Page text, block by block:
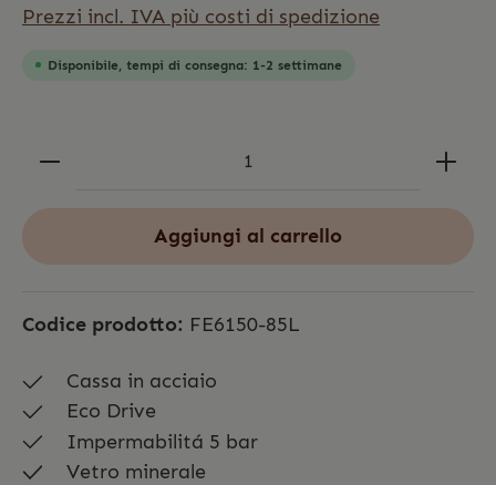
Prezzi incl. IVA più costi di spedizione
Disponibile, tempi di consegna: 1-2 settimane
Aggiungi al carrello
Codice prodotto: FE6150-85L
Cassa in acciaio
Eco Drive
Impermabilitá 5 bar
Vetro minerale